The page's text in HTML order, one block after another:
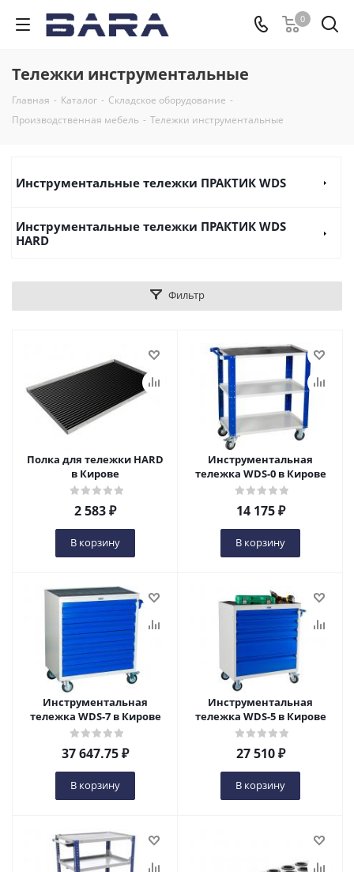
0
Тележки инструментальные
Главная - Каталог - Складское оборудование -
Производственная мебель - Тележки инструментальные
Инструментальные тележки ПРАКТИК WDS
Инструментальные тележки ПРАКТИК WDS
HARD
Фильтр
Полка для тележки HARD
в Кирове
2 583₽
В корзину
Инструментальная
тележка WDS-0 в Кирове
14 175₽
В корзину
Инструментальная
тележка WDS-7 в Кирове
37 647.75₽
В корзину
Инструментальная
тележка WDS-5 в Кирове
27 510₽
В корзину